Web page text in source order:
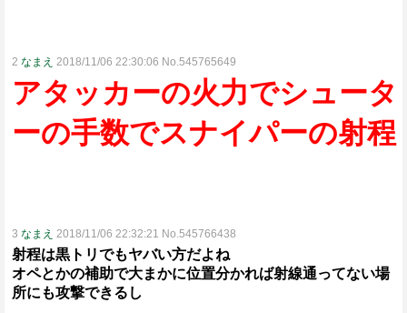
2 なまえ 2018/11/06 22:30:06 No.545765649
アタッカーの火力でシュータ
ーの手数でスナイパーの射程
3 なまえ 2018/11/06 22:32:21 No.545766438
射程は黒トリでもヤバい方だよね
オペとかの補助で大まかに位置分かれば射線通ってない場
所にも攻撃できるし